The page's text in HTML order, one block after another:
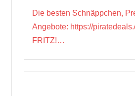
Die besten Schnäppchen,
Angebote: https://
FRITZ!…